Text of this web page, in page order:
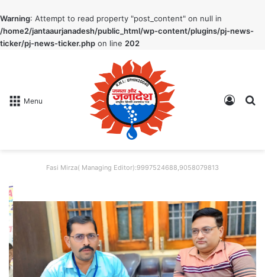
Warning: Attempt to read property "post_content" on null in
/home2/jantaaurjanadesh/public_html/wp-content/plugins/pj-news-
ticker/pj-news-ticker.php on line 202
Menu Log In
Fasi Mirza( Managing Editor):9997524688,9058079813